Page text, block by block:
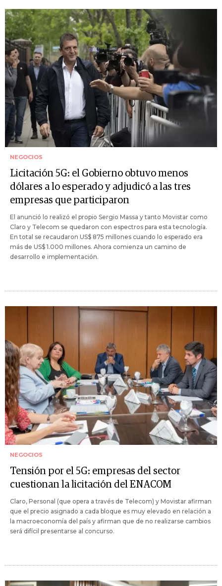
NEGOCIOS
Licitación 5G: el Gobierno obtuvo menos
dólares a lo esperado y adjudicó a las tres
empresas que participaron
El anunció lo realizó el propio Sergio Massa y tanto Movistar como
Claro y Telecom se quedaron con espectros para esta tecnología.
En total se recaudaron US$ 875 millones cuando lo esperado era
más de US$ 1.000 millones. Ahora comienza un camino de
desarrollo e implementación.
NEGOCIOS
Tensión por el 5G: empresas del sector
cuestionan la licitación del ENACOM
Claro, Personal (que opera a través de Telecom) y Movistar afirman
que el precio asignado a cada bloque es muy elevado en relación a
la macroeconomía del país y afirman que de no realizarse cambios
será difícil presentarse al concurso.